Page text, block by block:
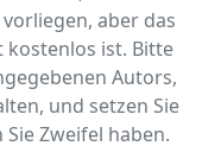
aber das
kostenlos ist. Bitte
Autors,
und setzen Sie
Zweifel haben.